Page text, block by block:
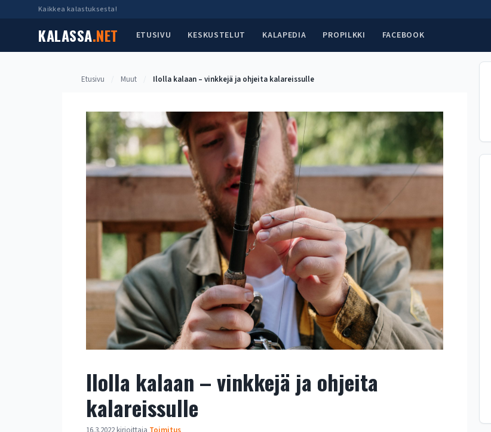
Kaikkea kalastuksesta!
KALASSA.NET ETUSIVU KESKUSTELUT KALAPEDIA PROPILKKI FACEBOOK
Etusivu Muut Ilolla kalaan – vinkkejä ja ohjeita kalareissulle
Ilolla kalaan – vinkkejä ja ohjeita
kalareissulle